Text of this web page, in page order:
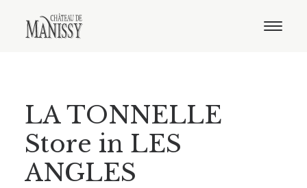
Distribution
Contact
LA TONNELLE
Store in LES
ANGLES